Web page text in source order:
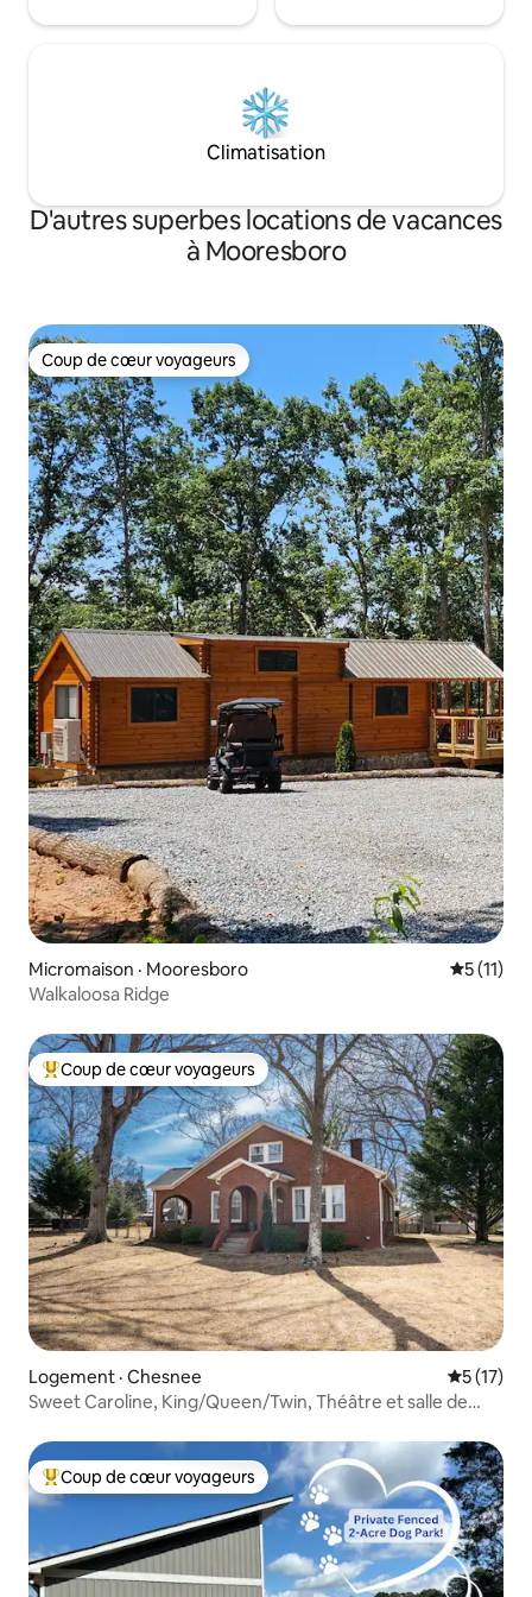
Climatisation
D'autres superbes locations de vacances
à Mooresboro
Coup de cœur voyageurs
Coup de cœur voyageurs
Micromaison · Mooresboro Note
5 (11)
Walkaloosa Ridge
Coup de cœur voyageurs parmi les plus aimés
Coup de cœur voyageurs
Logement · Chesnee Note
5 (17)
Sweet Caroline, King/Queen/Twin, Théâtre et salle de
Coup de cœur voyageurs parmi les plus aimés
Coup de cœur voyageurs